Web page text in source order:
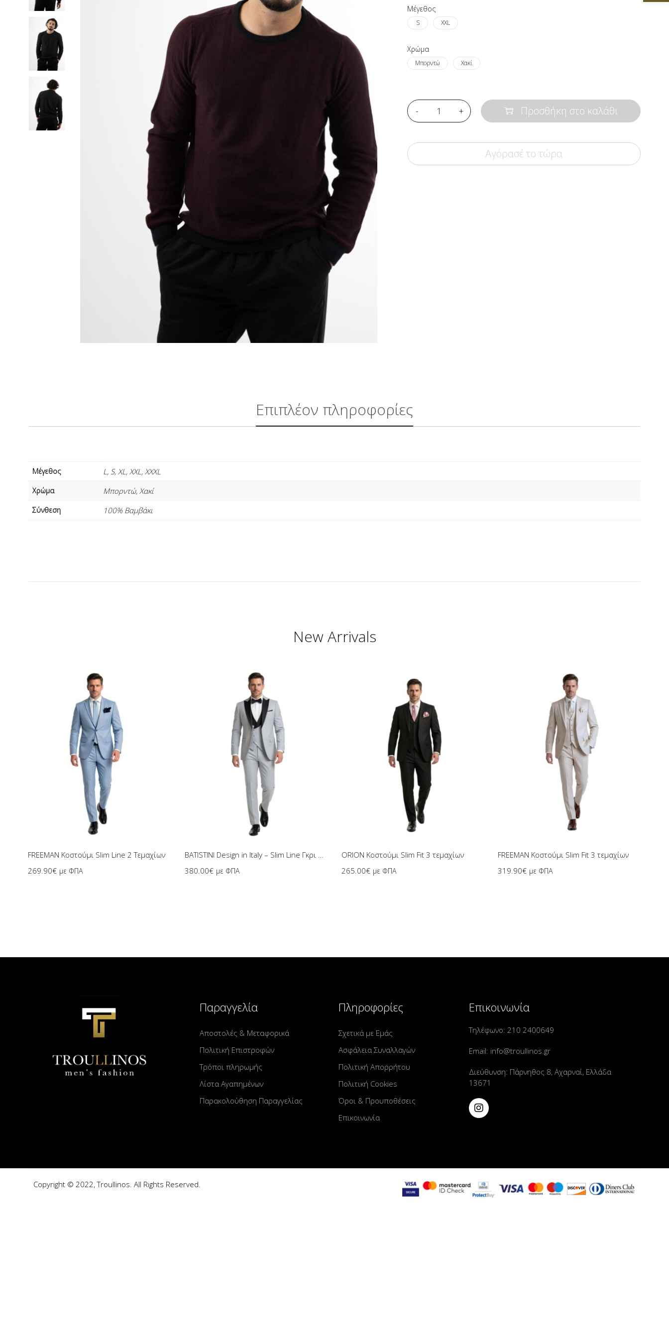
Μέγεθος
S XXL
Xρώμα
Μπορντώ Χακί
Προσθήκη στο καλάθι
Αγόρασέ το τώρα
Επιπλέον πληροφορίες
Μέγεθος L, S, XL, XXL, XXXL
Xρώμα Μπορντώ, Χακί
Σύνθεση 100% Βαμβάκι
New Arrivals
FREEMAN Κοστούμι Slim Line 2 Τεμαχίων
269.90€ με ΦΠΑ
BATISTINI Design in Italy – Slim Line Γκρι Σμόκιν 4 Τεμαχίων
380.00€ με ΦΠΑ
ORION Κοστούμι Slim Fit 3 τεμαχίων
265.00€ με ΦΠΑ
FREEMAN Κοστούμι Slim Fit 3 τεμαχίων
319.90€ με ΦΠΑ
Παραγγελία
Αποστολές & Μεταφορικά
Πολιτική Επιστροφών
Τρόποι πληρωμής
Λίστα Αγαπημένων
Παρακολούθηση Παραγγελίας
Πληροφορίες
Σχετικά με Εμάς
Ασφάλεια Συναλλαγών
Πολιτική Απορρήτου
Πολιτική Cookies
Όροι & Προυποθέσεις
Επικοινωνία
Επικοινωνία
Τηλέφωνο: 210 2400649
Email: info@troullinos.gr
Διεύθυνση: Πάρνηθος 8, Αχαρναί, Ελλάδα
13671
Copyright © 2022, Troullinos. All Rights Reserved.